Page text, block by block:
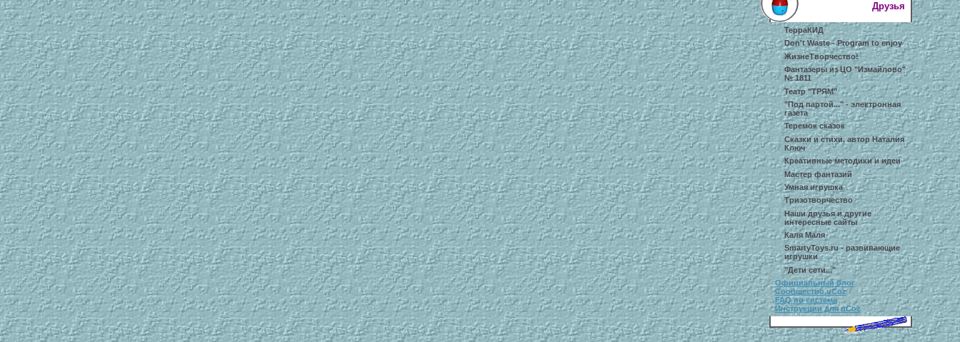
Друзья
ТерраКИД
Don't Waste - Program to enjoy
ЖизнеТворчество!
Фантазеры из ЦО "Измайлово"
№ 1811
Театр "ТРЯМ"
"Под партой..." - электронная
газета
Теремок сказок
Сказки и стихи, автор Наталия
Ключ
Креативные методики и идеи
Мастер фантазий
Умная игрушка
Тризотворчество
Наши друзья и другие
интересные сайты
Каля Маля
SmartyToys.ru - развивающие
игрушки
"Дети сети..."
Официальный блог
Сообщество uCoz
FAQ по системе
Инструкции для uCoz